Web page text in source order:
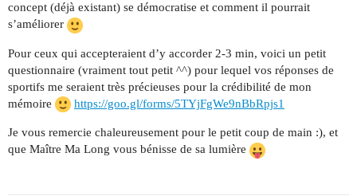
concept (déjà existant) se démocratise et comment il pourrait
s’améliorer
Pour ceux qui accepteraient d’y accorder 2-3 min, voici un petit
questionnaire (vraiment tout petit ^^) pour lequel vos réponses de
sportifs me seraient très précieuses pour la crédibilité de mon
mémoire
https://goo.gl/forms/5TYjFgWe9nBbRpjs1
Je vous remercie chaleureusement pour le petit coup de main :), et
que Maître Ma Long vous bénisse de sa lumière